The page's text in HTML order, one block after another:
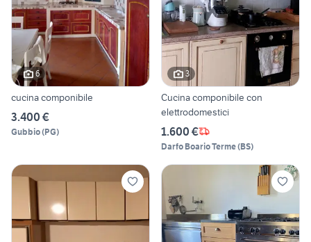
6
cucina componibile
3.400 €
Gubbio(PG)
3
Cucina componibile con
elettrodomestici
1.600 €
Darfo Boario Terme(BS)